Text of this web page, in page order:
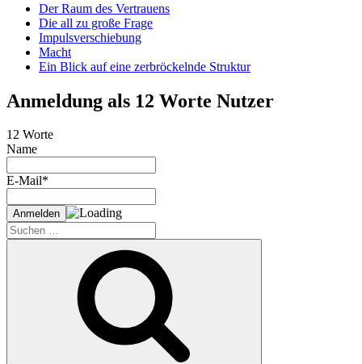
Der Raum des Vertrauens
Die all zu große Frage
Impulsverschiebung
Macht
Ein Blick auf eine zerbröckelnde Struktur
Anmeldung als 12 Worte Nutzer
12 Worte
Name
E-Mail*
Suche
nach: